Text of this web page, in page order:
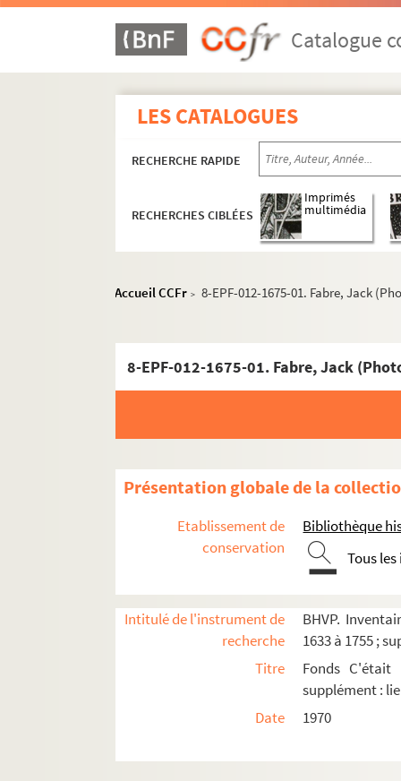
Catalogue
LES CATALOGUES
RECHERCHE RAPIDE
RECHERCHES CIBLÉES
Imprimés
multimédia
Accueil CCFr > 8-EPF-012-1675-01. Fabre, Jack
8-EPF-012-1675-01. Fabre, Jack
Présentation globale de la
Etablissement de
conservation
Bibliothèque
Tous
Intitulé de l'instrument de
recherche
BHVP.
1633 à 1755 ;
Titre
Fonds C'était
supplément :
Date
1970
Carrés 1633 à 1648. 12earrondissement, Bois
Carrés 1669 à 1688. 12
arrondissement, Bois
4-EPF-012-1778-093. Plan de Paris